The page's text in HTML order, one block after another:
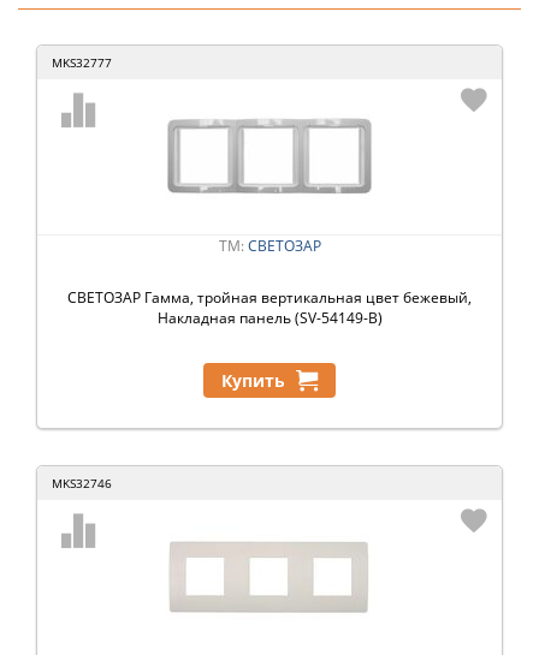
MKS32777
ТМ: СВЕТОЗАР
СВЕТОЗАР Гамма, тройная вертикальная цвет бежевый,
Накладная панель (SV-54149-B)
Купить
MKS32746